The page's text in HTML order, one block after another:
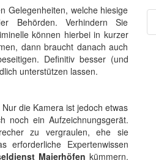
Gelegenheiten, welche hiesige
Behörden. Verhindern Sie
können hierbei in kurzer
dann braucht danach auch
Definitiv besser (und
unterstützen lassen.
die Kamera ist jedoch etwas
noch ein Aufzeichnungsgerät.
zu vergraulen, ehe sie
Expertenwissen
Maierhöfen kümmern.